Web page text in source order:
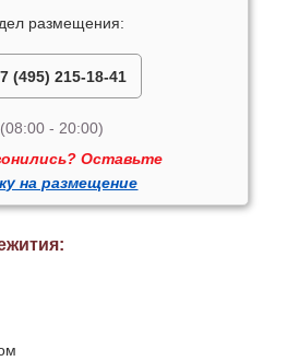
размещения:
(495) 215-18-41
(08:00 - 20:00)
Оставьте
на размещение